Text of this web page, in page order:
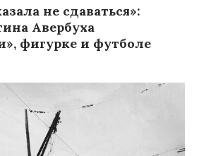
не сдаваться»:
Авербуха
фигурке и футболе